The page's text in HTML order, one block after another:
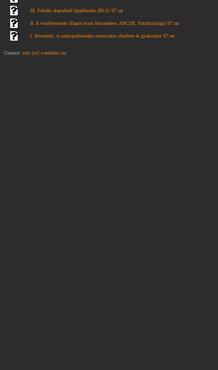
III. Felnőtt alapszíntű újraélesztés (BLS) '07.rar
II. A veszélyeztetett állapot korai felismerése, ABCDE, Patofiziológia '07.rar
I. Bevezetés, A cardiopulmonalis resustitatio elmélete és gyakorlata '07.rar
Contact: info [at] e-medikus.hu